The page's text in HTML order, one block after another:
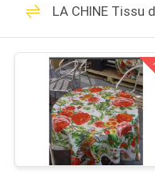
PRODUITS
VIDÉOS
Reserved.
Machine
tissus
LA CHINE Tissu